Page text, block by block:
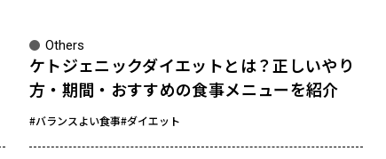
Others
ケトジェニックダイエットとは？正しいやり
方・期間・おすすめの食事メニューを紹介
#バランスよい食事#ダイエット